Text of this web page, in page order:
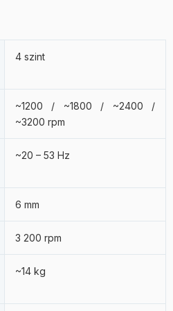
nyaki artériákon;
terhesség alatt a
véralvadásgátló kezelés alatt
ellenjavallatokat lásd
4 szint
~1200 / ~1800 / ~2400 /
~3200 rpm
~20 – 53 Hz
6 mm
3 200 rpm
~14 kg